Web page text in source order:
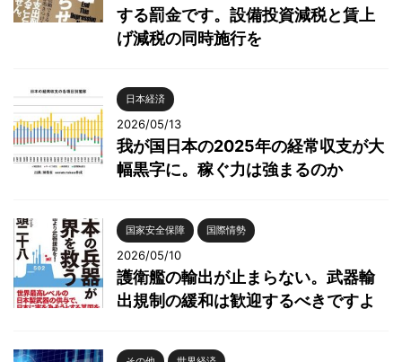
する罰金です。設備投資減税と賃上
げ減税の同時施行を
日本経済
2026/05/13
我が国日本の2025年の経常収支が大
幅黒字に。稼ぐ力は強まるのか
国家安全保障 国際情勢
2026/05/10
護衛艦の輸出が止まらない。武器輸
出規制の緩和は歓迎するべきですよ